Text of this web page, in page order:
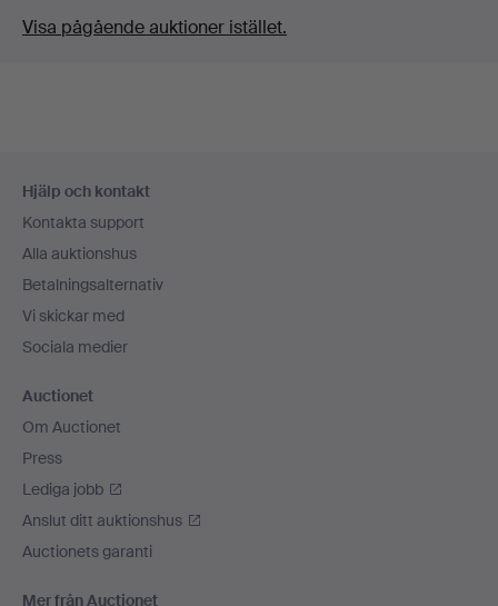
Visa pågående auktioner istället.
Hjälp och kontakt
Kontakta support
Alla auktionshus
Betalningsalternativ
Vi skickar med
Sociala medier
Auctionet
Om Auctionet
Press
Lediga jobb
Anslut ditt auktionshus
Auctionets garanti
Mer från Auctionet